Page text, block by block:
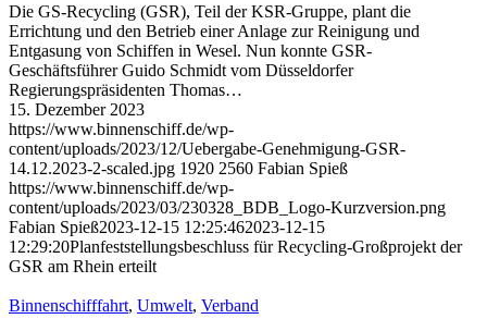
Die GS-Recycling (GSR), Teil der KSR-Gruppe, plant die
Errichtung und den Betrieb einer Anlage zur Reinigung und
Entgasung von Schiffen in Wesel. Nun konnte GSR-
Geschäftsführer Guido Schmidt vom Düsseldorfer
Regierungspräsidenten Thomas…
15. Dezember 2023
https://www.binnenschiff.de/wp-
content/uploads/2023/12/Uebergabe-Genehmigung-GSR-
14.12.2023-2-scaled.jpg 1920 2560 Fabian Spieß
https://www.binnenschiff.de/wp-
content/uploads/2023/03/230328_BDB_Logo-Kurzversion.png
Fabian Spieß2023-12-15 12:25:462023-12-15
12:29:20Planfeststellungsbeschluss für Recycling-Großprojekt der
GSR am Rhein erteilt
Binnenschifffahrt, Umwelt, Verband